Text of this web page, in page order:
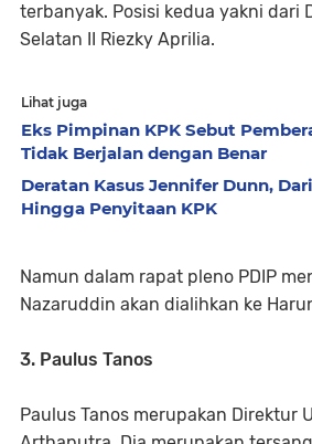
terbanyak. Posisi kedua yakni dari
Selatan II Riezky Aprilia.
Lihat juga
Eks Pimpinan KPK Sebut
Tidak Berjalan dengan Benar
Deratan Kasus Jennifer Dunn,
Hingga Penyitaan KPK
Namun dalam rapat pleno PDIP
Nazaruddin akan dialihkan ke
3. Paulus Tanos
Paulus Tanos merupakan Direktur